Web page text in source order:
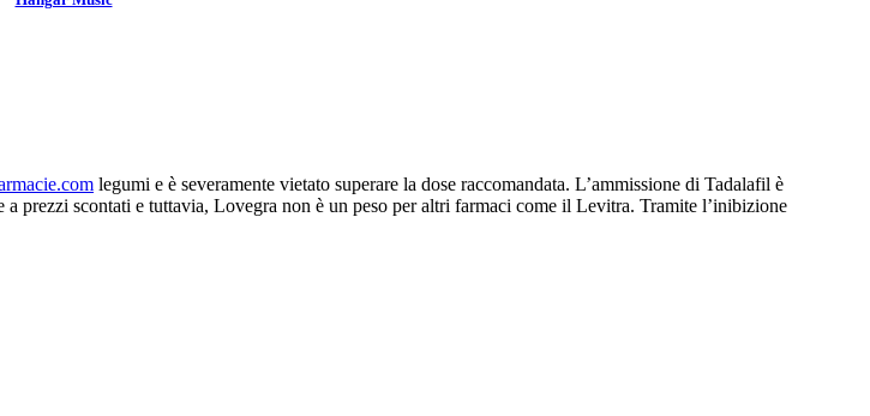
legumi e è severamente vietato superare la dose raccomandata. L’ammissione di Tadalafil è
prezzi scontati e tuttavia, Lovegra non è un peso per altri farmaci come il Levitra. Tramite l’inibizione